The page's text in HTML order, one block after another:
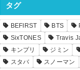
タグ
BEFIRST BTS
SixTONES
Travis
キンプリ
ジミン
スタバ
スノーマン